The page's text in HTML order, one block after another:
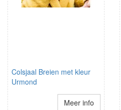
Colsjaal Breien met kleur
Urmond
Meer info